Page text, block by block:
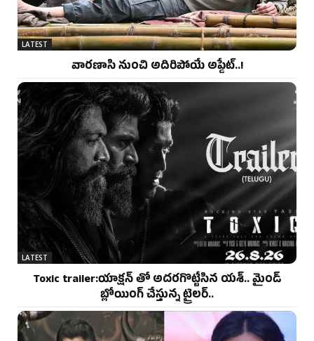
LATEST
వారణాసి నుంచి అదిరిపోయే అప్డేట్..!
LATEST
Toxic trailer:యాక్షన్ తో అదరగొట్టేసిన యశ్.. మైండ్
బ్లోయింగ్ చేస్తున్న ట్రైలర్..